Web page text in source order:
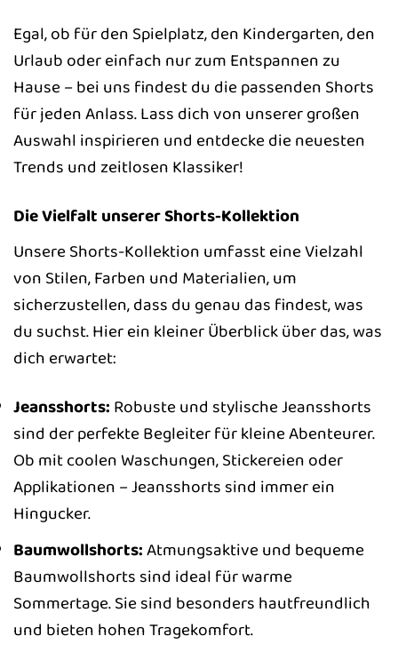
Egal, ob für den Spielplatz, den Kindergarten, den
Urlaub oder einfach nur zum Entspannen zu
Hause – bei uns findest du die passenden Shorts
für jeden Anlass. Lass dich von unserer großen
Auswahl inspirieren und entdecke die neuesten
Trends und zeitlosen Klassiker!
Die Vielfalt unserer Shorts-Kollektion
Unsere Shorts-Kollektion umfasst eine Vielzahl
von Stilen, Farben und Materialien, um
sicherzustellen, dass du genau das findest, was
du suchst. Hier ein kleiner Überblick über das, was
dich erwartet:
Jeansshorts: Robuste und stylische Jeansshorts
sind der perfekte Begleiter für kleine Abenteurer.
Ob mit coolen Waschungen, Stickereien oder
Applikationen – Jeansshorts sind immer ein
Hingucker.
Baumwollshorts:Atmungsaktive und bequeme
Baumwollshorts sind ideal für warme
Sommertage. Sie sind besonders hautfreundlich
und bieten hohen Tragekomfort.